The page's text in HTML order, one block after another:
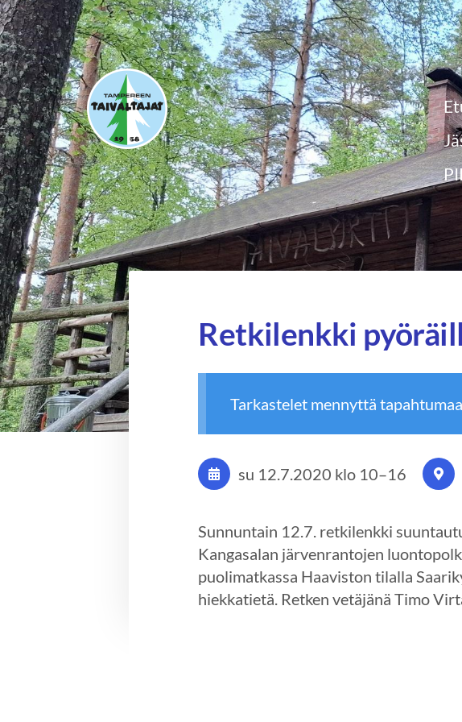
Siirry
sivun
sisältöön
Tampereen Taivaltajat ry
Retkilenkki
Tarkastelet mennyttä tapahtumaa.
su 12.7.2020 klo 10–16
Sunnuntain 12.7. retkilenkki
Kangasalan järvenrantojen
puolimatkassa Haaviston tilalla
hiekkatietä. Retken vetäjänä Timo